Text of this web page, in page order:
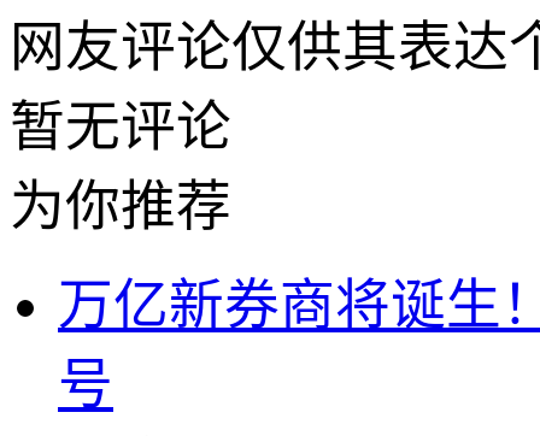
网友评论仅供其表达
暂无评论
为你推荐
万亿新券商将诞生
号